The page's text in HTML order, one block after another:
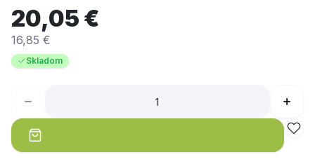
produkt.Viac na adc.sk
20,05 €
16,85 €
Skladom